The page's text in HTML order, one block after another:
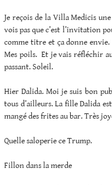
Je reçois de la Villa Medicis
vois pas que c’est l’invitation
comme titre et ça donne envie.
Mes poils. Et je vais réfléchir
passant. Soleil.
Hier Dalida. Moi je suis bon
tous d’ailleurs. La fille Dalida
mangé des frites au bar. Très
Quelle saloperie ce Trump.
Fillon dans la merde